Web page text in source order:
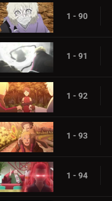
1 - 90
1 - 91
1 - 92
1 - 93
1 - 94